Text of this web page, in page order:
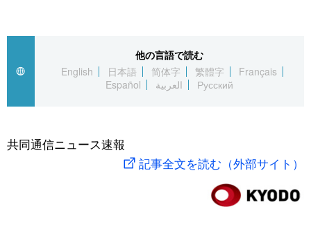
العربية
社会
旅と暮らし
社会
文化
科学・技術
暮らし
お知らせ
他の言語で読む
English
日本語 简体字 繁體字
Français
Español
العربية Русский
共同通信ニュース速報
記事全文を読む（外部サイト）